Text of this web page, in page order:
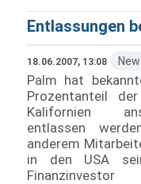
Entlassungen
18.06.2007, 13:08
Palm hat
Prozentanteil
Kalifornien
entlassen
anderem
in den USA
Finanzinvestor